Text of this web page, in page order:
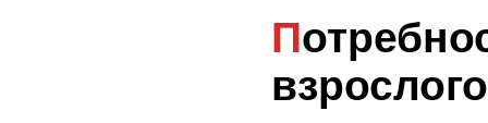
Потребности и возможности